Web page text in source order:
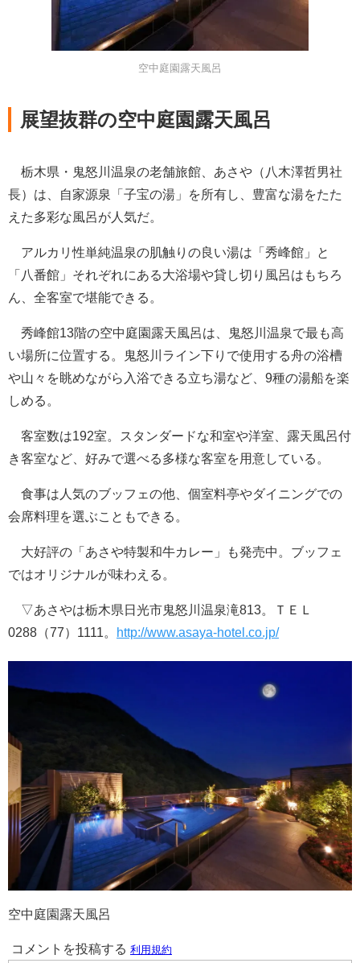
空中庭園露天風呂
展望抜群の空中庭園露天風呂
栃木県・鬼怒川温泉の老舗旅館、あさや（八木澤哲男社
長）は、自家源泉「子宝の湯」を所有し、豊富な湯をたた
えた多彩な風呂が人気だ。
アルカリ性単純温泉の肌触りの良い湯は「秀峰館」と
「八番館」それぞれにある大浴場や貸し切り風呂はもちろ
ん、全客室で堪能できる。
秀峰館13階の空中庭園露天風呂は、鬼怒川温泉で最も高
い場所に位置する。鬼怒川ライン下りで使用する舟の浴槽
や山々を眺めながら入浴できる立ち湯など、9種の湯船を楽
しめる。
客室数は192室。スタンダードな和室や洋室、露天風呂付
き客室など、好みで選べる多様な客室を用意している。
食事は人気のブッフェの他、個室料亭やダイニングでの
会席料理を選ぶこともできる。
大好評の「あさや特製和牛カレー」も発売中。ブッフェ
ではオリジナルが味わえる。
▽あさやは栃木県日光市鬼怒川温泉滝813。ＴＥＬ
0288（77）1111。
http://www.asaya-hotel.co.jp/
空中庭園露天風呂